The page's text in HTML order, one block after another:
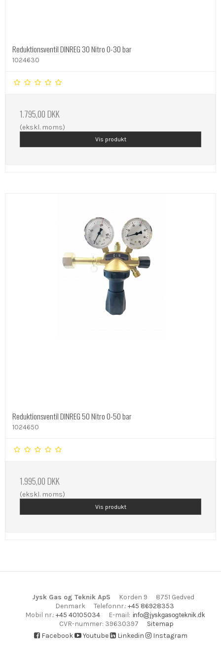
Reduktionsventil DINREG 30 Nitro 0-30 bar
1024630
1.795,00 DKK
(ekskl. moms)
Vis produkt
Reduktionsventil DINREG 50 Nitro 0-50 bar
1024650
1.995,00 DKK
(ekskl. moms)
Vis produkt
Jysk Gas og Teknik ApS Korden 9
8751 Gedved
Denmark
Telefonnr.: +45 86928353
Mobil nr.: +45 40105034 E-mail:
CVR-nummer: 39630397
Sitemap
Facebook
Youtube Linkedin Instagram